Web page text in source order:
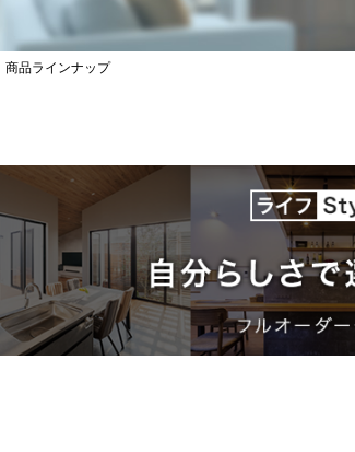
ホーム
商品ラインナップ